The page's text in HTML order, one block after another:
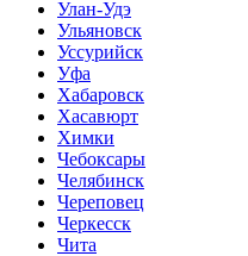
Улан-Удэ
Ульяновск
Уссурийск
Уфа
Хабаровск
Хасавюрт
Химки
Чебоксары
Челябинск
Череповец
Черкесск
Чита